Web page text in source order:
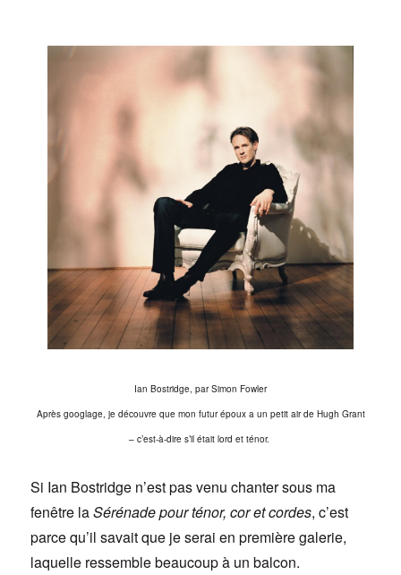
Ian Bostridge, par Simon Fowler
Après googlage, je découvre que mon futur époux a un petit air de Hugh Grant
– c’est-à-dire s’il était lord et ténor.
Si Ian Bostridge n’est pas venu chanter sous ma
fenêtre laSérénade pour ténor, cor et cordes, c’est
parce qu’il savait que je serai en première galerie,
laquelle ressemble beaucoup à un balcon.